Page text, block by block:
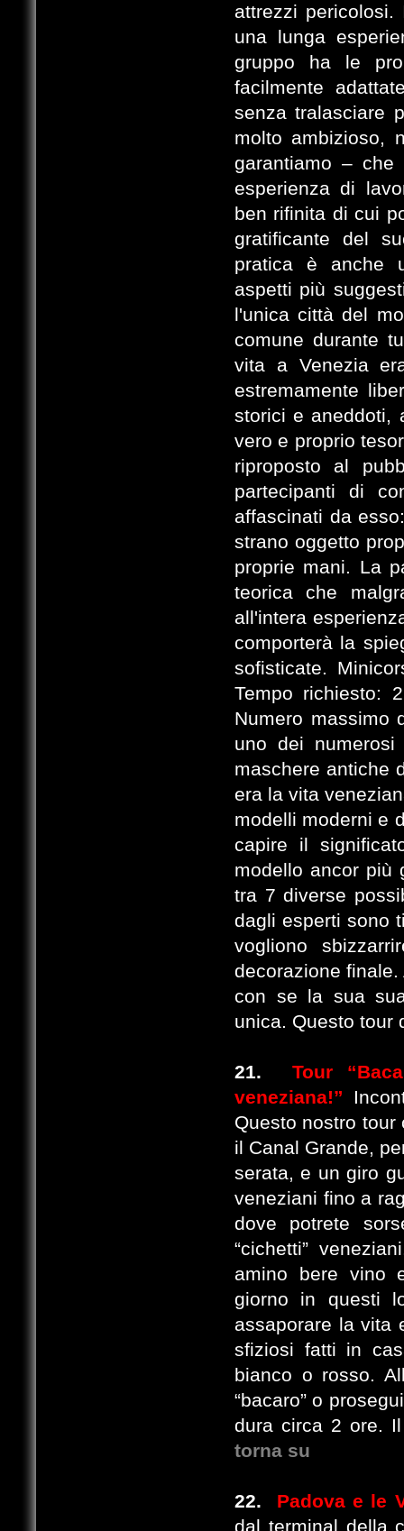
attrezzi
una lunga
gruppo ha le
facilmente
senza tralasciare
molto ambizioso,
garantiamo – che
esperienza di
ben rifinita di cui
gratificante del
pratica è anche
aspetti più
l'unica città del
comune durante
vita a Venezia
estremamente
storici e aneddoti,
vero e proprio
riproposto al
partecipanti di
affascinati da
strano oggetto
proprie mani. La
teorica che
all'intera
comporterà la
sofisticate.
Tempo richiesto:
Numero massimo
uno dei
maschere antiche
era la vita
modelli moderni e
capire il
modello ancor più
tra 7 diverse
dagli esperti sono
vogliono
decorazione
con se la sua
unica. Questo tour
21. Tour
veneziana!”
Questo nostro tour
il Canal Grande,
serata, e un giro
veneziani fino a
dove potrete
“cichetti”
amino bere vino
giorno in questi
assaporare la vita
sfiziosi fatti in
bianco o rosso.
“bacaro” o
dura circa 2 ore.
torna su
22.
Padova e le
dal terminal della